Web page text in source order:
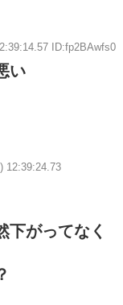
ID:fp2BAwfs0
い
12:39:24.73
下がってなく